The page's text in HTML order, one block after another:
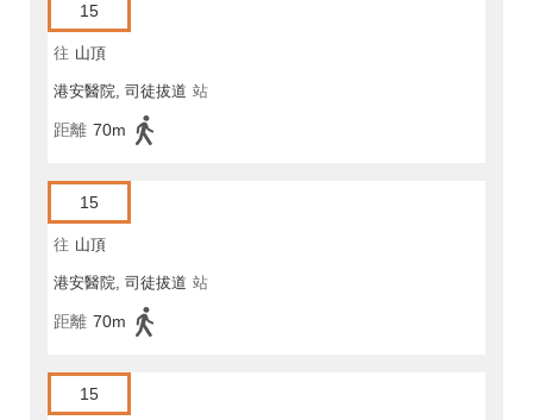
15
往 山頂
港安醫院, 司徒拔道 站
距離 70m
15
往 山頂
港安醫院, 司徒拔道 站
距離 70m
15